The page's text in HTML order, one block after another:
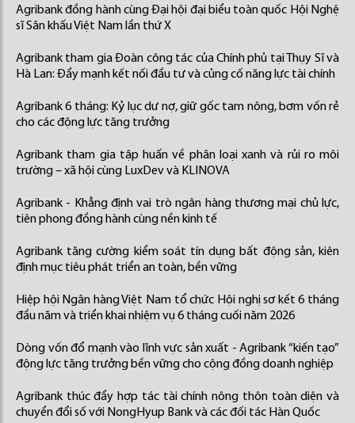
Agribank đồng hành cùng Đại hội đại biểu toàn quốc Hội Nghệ
sĩ Sân khấu Việt Nam lần thứ X
Agribank tham gia Đoàn công tác của Chính phủ tại Thụy Sĩ và
Hà Lan: Đẩy mạnh kết nối đầu tư và củng cố năng lực tài chính
Agribank 6 tháng: Kỷ lục dư nợ, giữ gốc tam nông, bơm vốn rẻ
cho các động lực tăng trưởng
Agribank tham gia tập huấn về phân loại xanh và rủi ro môi
trường – xã hội cùng LuxDev và KLINOVA
Agribank - Khẳng định vai trò ngân hàng thương mại chủ lực,
tiên phong đồng hành cùng nền kinh tế
Agribank tăng cường kiểm soát tín dụng bất động sản, kiên
định mục tiêu phát triển an toàn, bền vững
Hiệp hội Ngân hàng Việt Nam tổ chức Hội nghị sơ kết 6 tháng
đầu năm và triển khai nhiệm vụ 6 tháng cuối năm 2026
Dòng vốn đổ mạnh vào lĩnh vực sản xuất - Agribank “kiến tạo”
động lực tăng trưởng bền vững cho cộng đồng doanh nghiệp
Agribank thúc đẩy hợp tác tài chính nông thôn toàn diện và
chuyển đổi số với NongHyup Bank và các đối tác Hàn Quốc